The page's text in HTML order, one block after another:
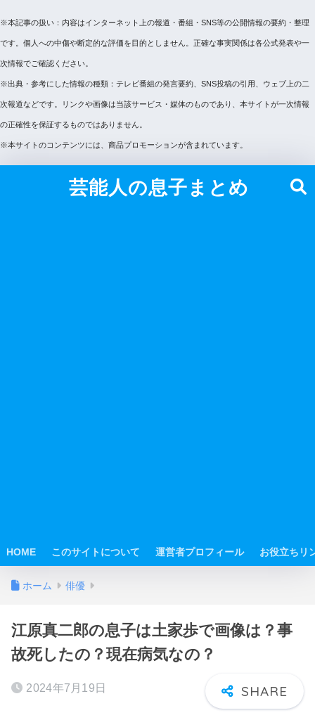
※本記事の扱い：内容はインターネット上の報道・番組・SNS等の公開情報の要約・整理
です。個人への中傷や断定的な評価を目的としません。正確な事実関係は各公式発表や一
次情報でご確認ください。
※出典・参考にした情報の種類：テレビ番組の発言要約、SNS投稿の引用、ウェブ上の二
次報道などです。リンクや画像は当該サービス・媒体のものであり、本サイトが一次情報
の正確性を保証するものではありません。
※本サイトのコンテンツには、商品プロモーションが含まれています。
芸能人の息子まとめ
HOME このサイトについて 運営者プロフィール お役立ちリ
ホーム 俳優
江原真二郎の息子は土家歩で画像は？事
故死したの？現在病気なの？
2024年7月19日